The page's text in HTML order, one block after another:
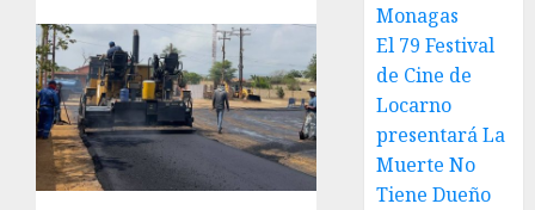
Monagas
El 79 Festival
de Cine de
Locarno
presentará La
Muerte No
Tiene Dueño